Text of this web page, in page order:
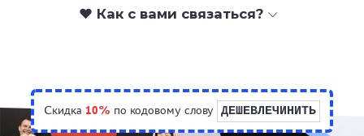
❤️ Как с вами связаться?
Скидка 10% по кодовому слову ДЕШЕВЛЕЧИНИТЬ